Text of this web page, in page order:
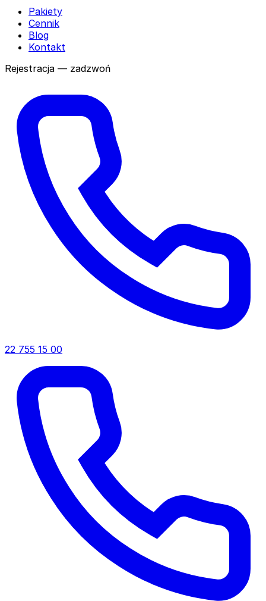
Pakiety
Cennik
Blog
Kontakt
Rejestracja — zadzwoń
22 755 15 00